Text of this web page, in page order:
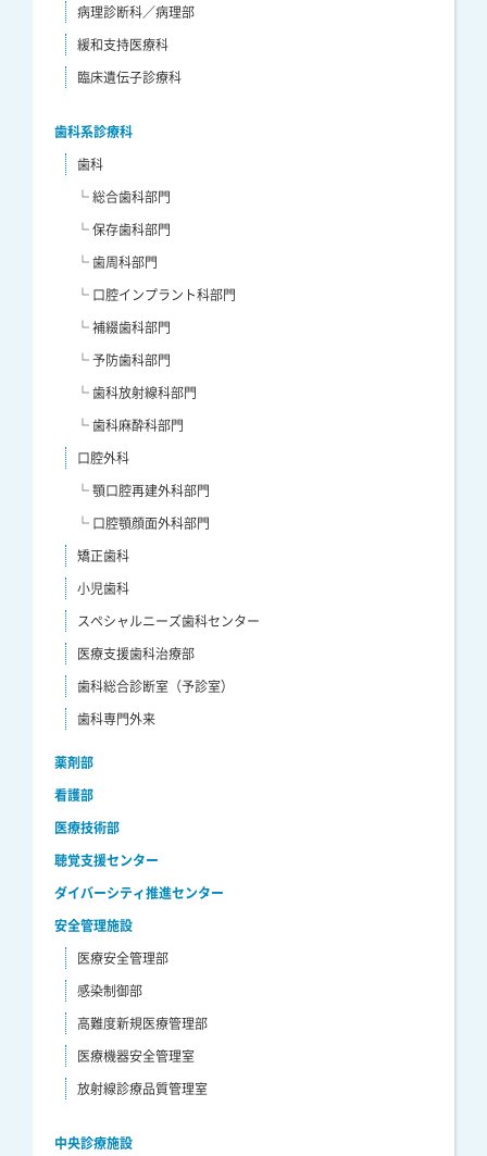
病理診断科／病理部
緩和支持医療科
臨床遺伝子診療科
歯科系診療科
歯科
└ 総合歯科部門
└ 保存歯科部門
└ 歯周科部門
└ 口腔インプラント科部門
└ 補綴歯科部門
└ 予防歯科部門
└ 歯科放射線科部門
└ 歯科麻酔科部門
口腔外科
└ 顎口腔再建外科部門
└ 口腔顎顔面外科部門
矯正歯科
小児歯科
スペシャルニーズ歯科センター
医療支援歯科治療部
歯科総合診断室（予診室）
歯科専門外来
薬剤部
看護部
医療技術部
聴覚支援センター
ダイバーシティ推進センター
安全管理施設
医療安全管理部
感染制御部
高難度新規医療管理部
医療機器安全管理室
放射線診療品質管理室
中央診療施設